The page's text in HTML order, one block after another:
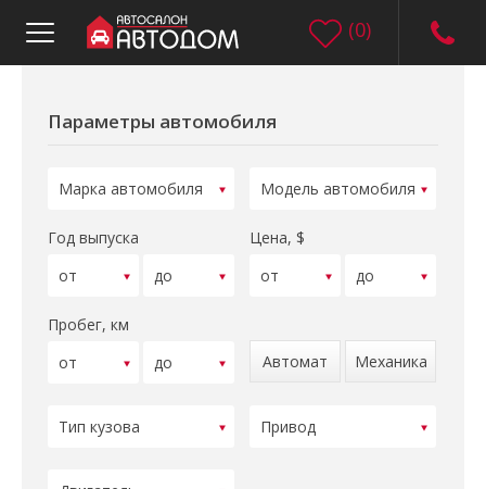
(0)
Параметры автомобиля
Год выпуска Цена, $
Пробег, км
Автомат
Механика